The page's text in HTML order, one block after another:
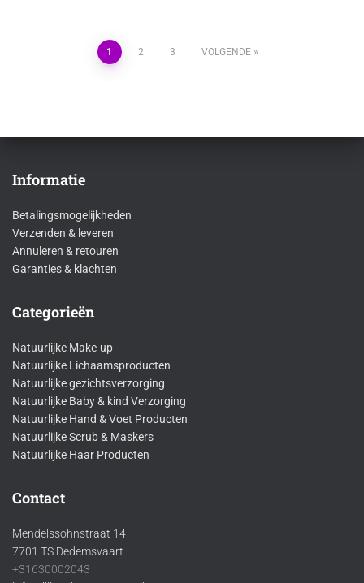
Berichten1 2 3 VOLGENDE
Informatie
Betalingsmogelijkheden
Verzenden & leveren
Annuleren & retouren
Garanties & klachten
Categorieën
Natuurlijke Make-up
Natuurlijke Lichaamsproducten
Natuurlijke gezichtsverzorging
Natuurlijke Baby & kind Verzorging
Natuurlijke Hand & Voet Producten
Natuurlijke Scrub & Maskers
Natuurlijke Haar Producten
Contact
Mendelssohnstraat 14
7701 TS Dedemsvaart
+31630002043